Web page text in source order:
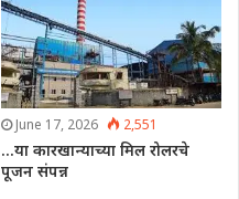
June 17, 2026 2,551
…या कारखान्याच्या मिल रोलरचे
पूजन संपन्न